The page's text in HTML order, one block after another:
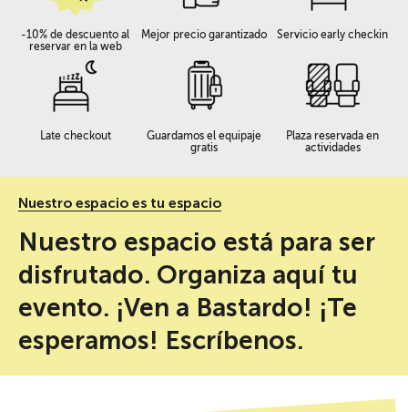
-10% de descuento al
reservar en la web
Mejor precio garantizado Servicio early checkin
Late checkout
Guardamos el equipaje
gratis
Plaza reservada en
actividades
Nuestro espacio es tu espacio
Nuestro espacio está para ser
disfrutado. Organiza aquí tu
evento. ¡Ven a Bastardo! ¡Te
esperamos! Escríbenos.